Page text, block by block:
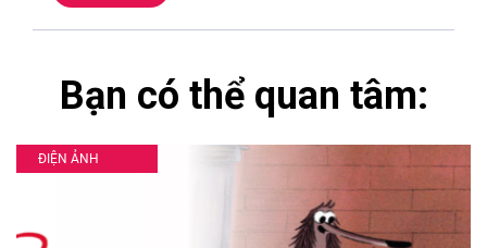
Bạn có thể quan tâm:
ĐIỆN ẢNH